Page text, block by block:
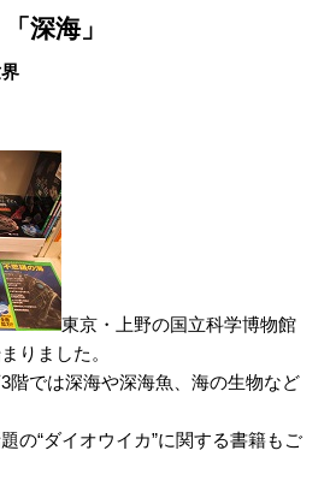
深海」
東京・上野の国立科学博物館
りました。
階では深海や深海魚、海の生物など
の“ダイオウイカ”に関する書籍もご